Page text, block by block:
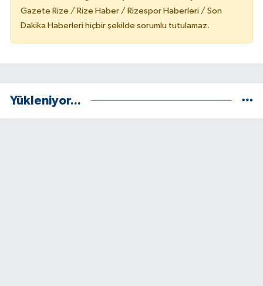
Gazete Rize / Rize Haber / Rizespor Haberleri / Son
Dakika Haberleri hiçbir şekilde sorumlu tutulamaz.
Yükleniyor...